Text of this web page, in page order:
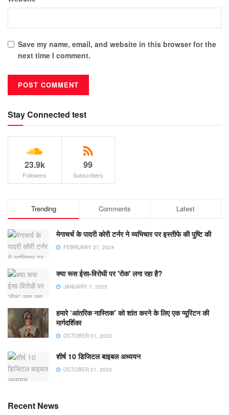
Save my name, email, and website in this browser for the
next time I comment.
Stay Connected test
23.9k
Followers
99
Subscribers
Trending Comments Latest
मेगाचर्च के पादरी कोरी टर्नर ने व्यभिचार पर इस्तीफे की पुष्टि की
FEBRUARY 27, 2024
क्या रूस ईसा-विरोधी पर 'रोक' लगा रहा है?
JANUARY 7, 2025
हमारे ‘आंतरिक नास्तिक’ को शांत करने के लिए एक प्यूरिटन की
मार्गदर्शिका
OCTOBER 31, 2023
शीर्ष 10 डिजिटल बाइबल अध्ययन
OCTOBER 21, 2023
Recent News